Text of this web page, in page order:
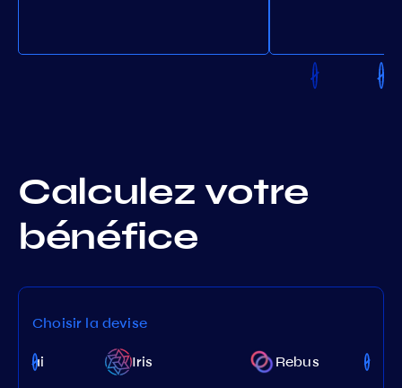
Calculez votre
bénéfice
Choisir la devise
Iris Rebus